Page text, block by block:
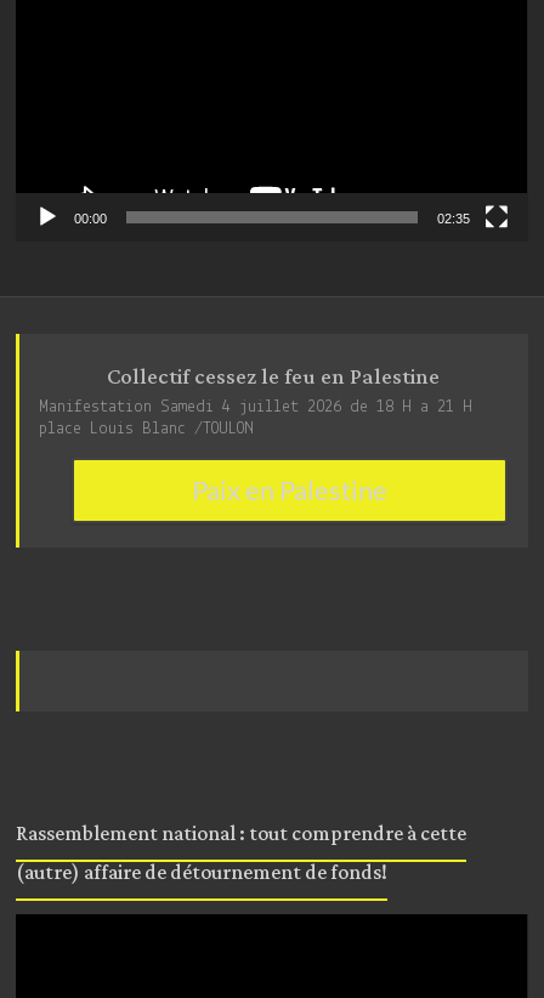
00:00 02:35
Collectif cessez le feu en Palestine
Manifestation Samedi 4 juillet 2026 de 18 H a 21 H
place Louis Blanc /TOULON
Paix en Palestine
Rassemblement national : tout comprendre à cette
(autre) affaire de détournement de fonds!